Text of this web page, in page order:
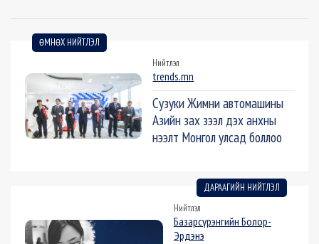
ӨМНӨХ НИЙТЛЭЛ
Нийтлэл
trends.mn
Сузуки Жимни автомашины
Азийн зах зээл дэх анхны
нээлт Монгол улсад боллоо
ДАРААГИЙН НИЙТЛЭЛ
Нийтлэл
Базарсүрэнгийн Болор-
Эрдэнэ